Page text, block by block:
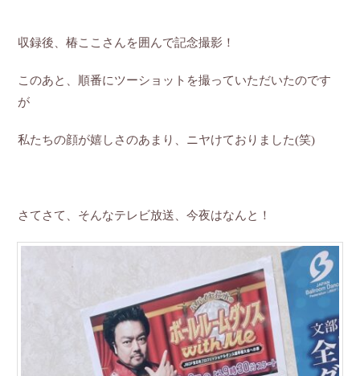
収録後、椿ここさんを囲んで記念撮影！
このあと、順番にツーショットを撮っていただいたのです
が
私たちの顔が嬉しさのあまり、ニヤけておりました(笑)
さてさて、そんなテレビ放送、今夜はなんと！